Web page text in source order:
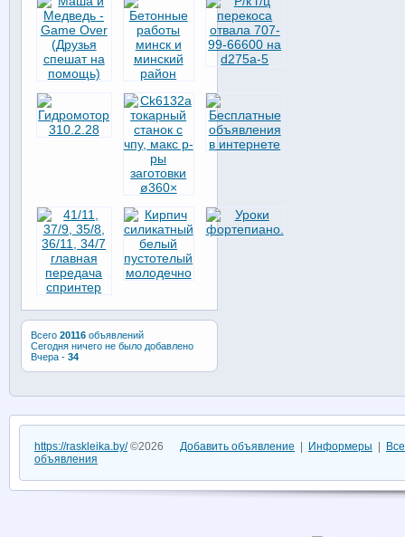
Всего 20116объявлений
Сегодня ничего не было добавлено
Вчера - 34
https://raskleika.by/©2026 Добавить объявление Информеры
объявления